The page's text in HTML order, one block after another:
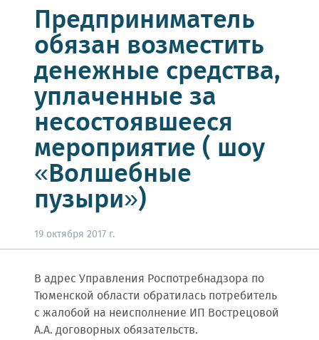
Предприниматель
обязан возместить
денежные средства,
уплаченные за
несостоявшееся
мероприятие ( шоу
«Волшебные
пузыри»)
19 октября 2017 г.
В адрес Управления Роспотребнадзора по
Тюменской области обратилась потребитель
с жалобой на неисполнение ИП Вострецовой
А.А. договорных обязательств.